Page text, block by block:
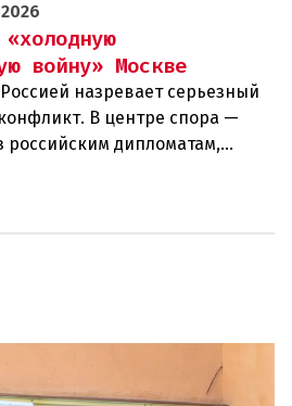
войну» Москве
назревает серьезный
В центре спора —
российским дипломатам,
и работникам
которые